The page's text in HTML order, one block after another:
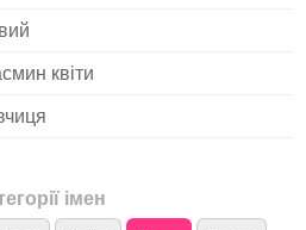
квіти
імен